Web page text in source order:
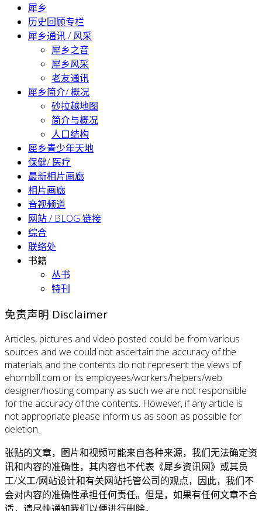
犀乡
历史回顾专栏
犀乡通讯 / 风采
犀乡之音
犀乡风采
老友通讯
犀乡简介/ 概况
砂拉越地图
简介与概况
人口结构
犀乡青少年天地
保健/ 医疗
最新相片画廊
相片画廊
音视频道
网站 / BLOG 链接
综合
联络处
书籍
丛书
特刊
免责声明 Disclaimer
Articles, pictures and video posted could be from various
sources and we could not ascertain the accuracy of the
materials and the contents do not represent the views of
ehornbill.com or its employees/workers/helpers/web
designer/hosting company as such we are not responsible
for the accuracy of the contents. However, if any article is
not appropriate please inform us as soon as possible for
deletion.
张贴的文章，图片和视频可能来自各种来源，我们无法确定资
讯和内容的准确性，其内容也不代表《犀乡资讯网》或其员
工/义工/网站设计和有关网站托管公司的观点，因此，我们不
会对内容的准确性承担任何责任。但是，如果有任何文章不合